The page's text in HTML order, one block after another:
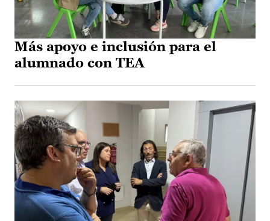
Más apoyo e inclusión para el
alumnado con TEA